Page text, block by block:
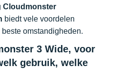
Cloudmonster
biedt vele voordelen
beste omstandigheden.
3 Wide, voor
gebruik, welke